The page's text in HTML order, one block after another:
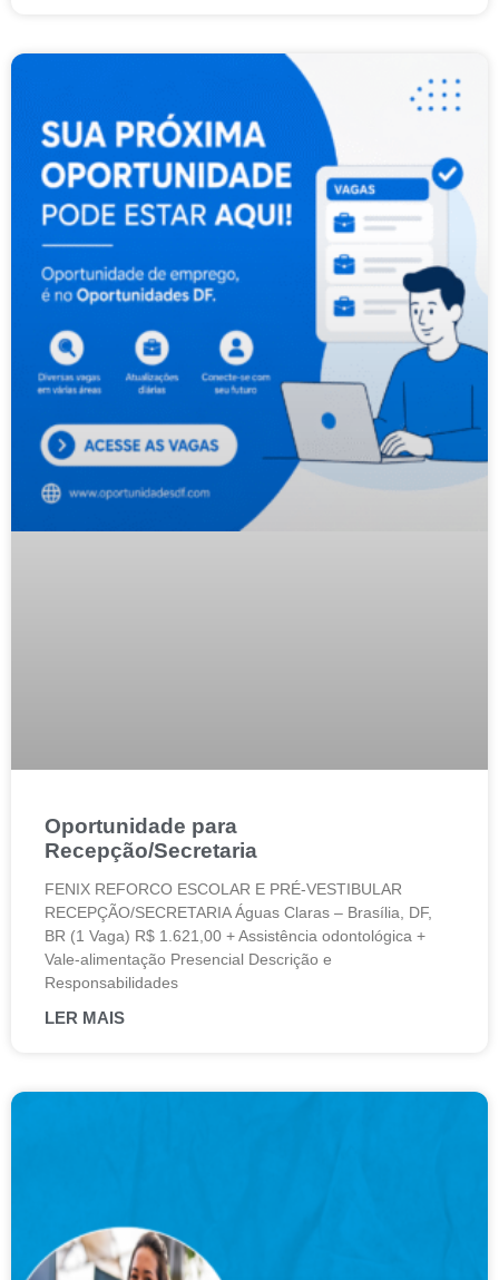
Oportunidade para
Recepção/Secretaria
FENIX REFORCO ESCOLAR E PRÉ-VESTIBULAR
RECEPÇÃO/SECRETARIA Águas Claras – Brasília, DF,
BR (1 Vaga) R$ 1.621,00 + Assistência odontológica +
Vale-alimentação Presencial Descrição e
Responsabilidades
LER MAIS